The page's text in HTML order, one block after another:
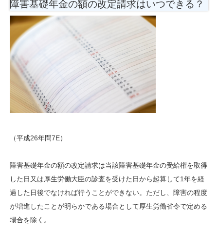
障害基礎年金の額の改定請求はいつできる？
（平成26年問7E）
障害基礎年金の額の改定請求は当該障害基礎年金の受給権を取得
した日又は厚生労働大臣の診査を受けた日から起算して1年を経
過した日後でなければ行うことができない。ただし、障害の程度
が増進したことが明らかである場合として厚生労働省令で定める
場合を除く。